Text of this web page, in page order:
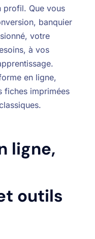
profil. Que vous
banquier
votre
à vos
en ligne,
fiches imprimées
ligne,
outils